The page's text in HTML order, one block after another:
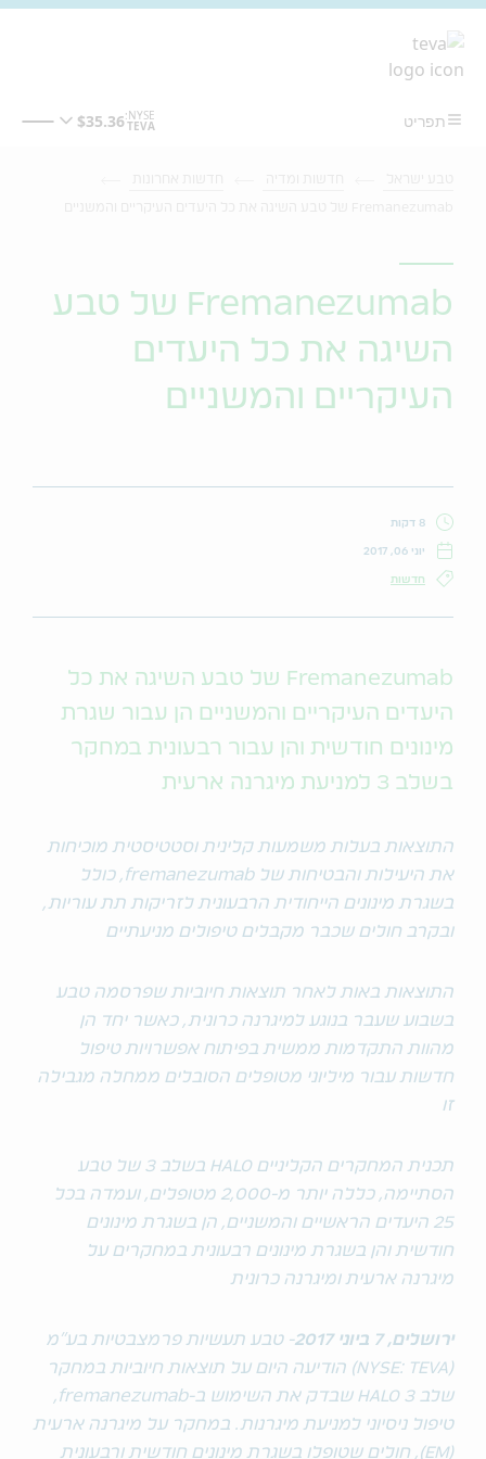
Fremanezumab של טבע
השיגה את כל היעדים
העיקריים והמשניים
8 דקות
יוני 06, 2017
חדשות
Fremanezumab של טבע השיגה את כל
היעדים העיקריים והמשניים הן עבור שגרת
מינונים חודשית והן עבור רבעונית במחקר
בשלב 3 למניעת מיגרנה ארעית
התוצאות בעלות משמעות קלינית וסטטיסטית מוכיחות
את היעילות והבטיחות של fremanezumab, כולל
בשגרת מינונים הייחודית הרבעונית לזריקות תת עוריות,
ובקרב חולים שכבר מקבלים טיפולים מניעתיים
התוצאות באות לאחר תוצאות חיוביות שפרסמה טבע
בשבוע שעבר בנוגע למיגרנה כרונית, כאשר יחד הן
מהוות התקדמות ממשית בפיתוח אפשרויות טיפול
חדשות עבור מיליוני מטופלים הסובלים ממחלה מגבילה
זו
תכנית המחקרים הקליניים HALO בשלב 3 של טבע
הסתיימה, כללה יותר מ-2,000 מטופלים, ועמדה בכל
25 היעדים הראשיים והמשניים, הן בשגרת מינונים
חודשית והן בשגרת מינונים רבעונית במחקרים על
מיגרנה ארעית ומיגרנה כרונית
ירושלים, 7 ביוני 2017
- טבע תעשיות פרמצבטיות בע"מ
(NYSE: TEVA) הודיעה היום על תוצאות חיוביות במחקר
שלב 3 HALO שבדק את השימוש ב-fremanezumab,
טיפול ניסיוני למניעת מיגרנות. במחקר על מיגרנה ארעית
(EM), חולים שטופלו בשגרת מינונים חודשית ורבעונית